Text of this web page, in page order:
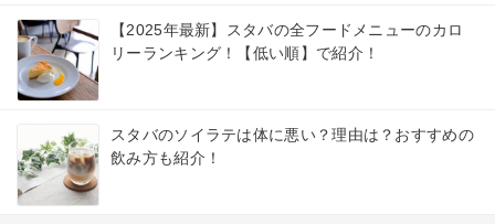
【2025年最新】スタバの全フードメニューのカロ
リーランキング！【低い順】で紹介！
スタバのソイラテは体に悪い？理由は？おすすめの
飲み方も紹介！